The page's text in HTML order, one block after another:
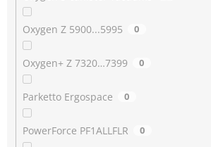
Oxygen Z 5900...5995 0
Oxygen+ Z 7320…7399 0
Parketto Ergospace 0
PowerForce PF1ALLFLR 0